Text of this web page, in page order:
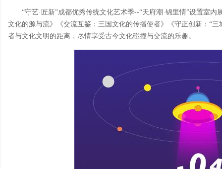
“守艺·匠新”成都优秀传统文化艺术季--“天府潮·锦里情”设置室
文化的源与流》《交流互鉴：三国文化的传播使者》《守正创新：“
者与文化文明的距离，尽情享受古今文化碰撞与交流的乐趣。